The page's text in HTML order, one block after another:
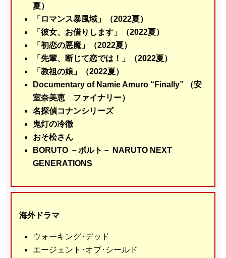
夏）
「ロマンス暴風域」（2022夏）
「彼女、お借りします」（2022夏）
「初恋の悪魔」（2022夏）
「先輩、断じて恋では！」（2022夏）
「教祖の娘」（2022夏）
Documentary of Namie Amuro “Finally” （安
室奈美恵 ファイナリー）
名探偵コナンシリーズ
鬼灯の冷徹
おそ松さん
BORUTO －ボルト－ NARUTO NEXT
GENERATIONS
海外ドラマ
ウォーキング･デッド
エージェント･オブ･シールド